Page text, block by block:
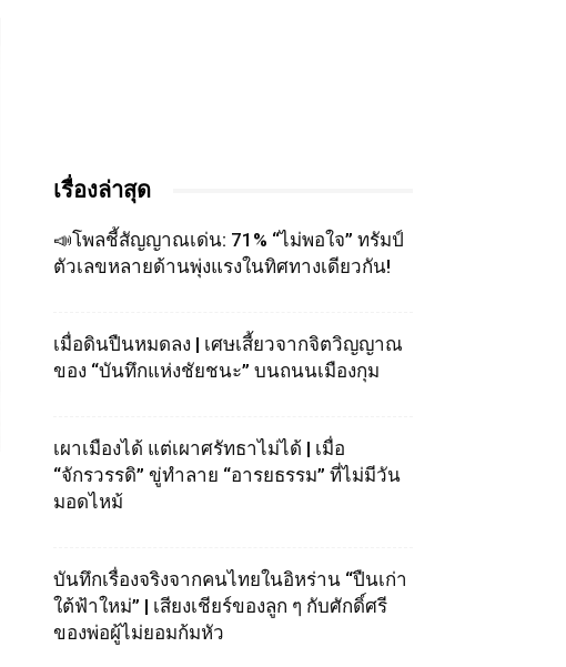
เรื่องล่าสุด
📣โพลชี้สัญญาณเด่น: 71% “ไม่พอใจ” ทรัมป์
ตัวเลขหลายด้านพุ่งแรงในทิศทางเดียวกัน!
เมื่อดินปืนหมดลง | เศษเสี้ยวจากจิตวิญญาณ
ของ “บันทึกแห่งชัยชนะ” บนถนนเมืองกุม
เผาเมืองได้ แต่เผาศรัทธาไม่ได้ | เมื่อ
“จักรวรรดิ” ขู่ทำลาย “อารยธรรม” ที่ไม่มีวัน
มอดไหม้
บันทึกเรื่องจริงจากคนไทยในอิหร่าน “ปืนเก่า
ใต้ฟ้าใหม่” | เสียงเชียร์ของลูก ๆ กับศักดิ์ศรี
ของพ่อผู้ไม่ยอมก้มหัว